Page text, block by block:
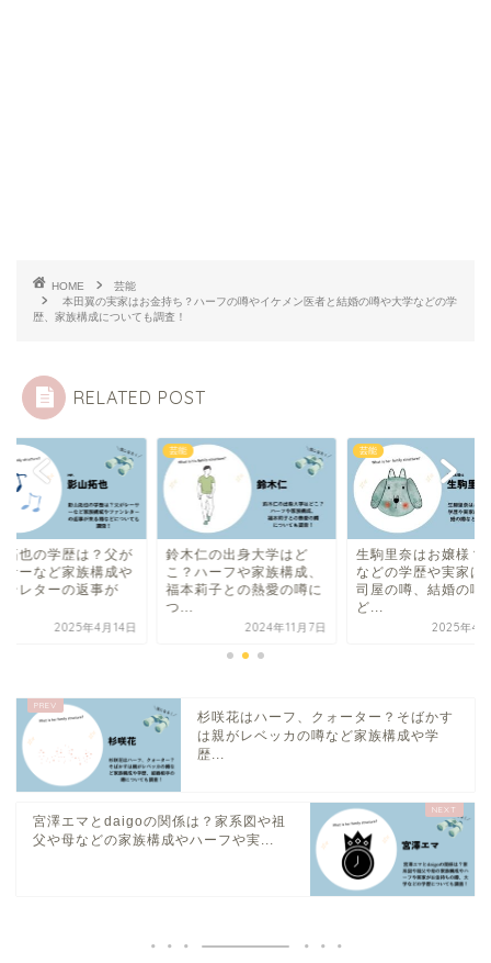
HOME
芸能
本田翼の実家はお金持ち？ハーフの噂やイケメン医者と結婚の噂や大学などの学
歴、家族構成についても調査！
RELATED POST
仁の出身大学はど
ハーフや家族構成、
莉子との熱愛の噂に
2024年11月7日
芸能
生駒里奈はお嬢様？高校
などの学歴や実家はお寿
司屋の噂、結婚の噂な
ど...
2025年4月23日
芸能
影山拓也の学歴は？
レーサーなど家族構
ファンレターの返事
来...
2025年4
杉咲花はハーフ、クォーター？そばかす
は親がレベッカの噂など家族構成や学
歴...
宮澤エマとdaigoの関係は？家系図や祖
父や母などの家族構成やハーフや実...